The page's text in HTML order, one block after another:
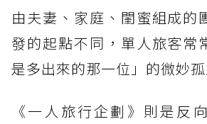
由夫妻、家庭、閨蜜組成的
發的起點不同，單人旅客常
是多出來的那一位」的微妙孤
《一人旅行企劃》則是反